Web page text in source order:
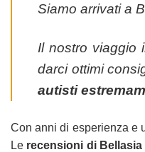
Siamo arrivati a
Il nostro viaggio
darci ottimi
autisti
Con anni di esperienza e
Le recensioni di Bellasia